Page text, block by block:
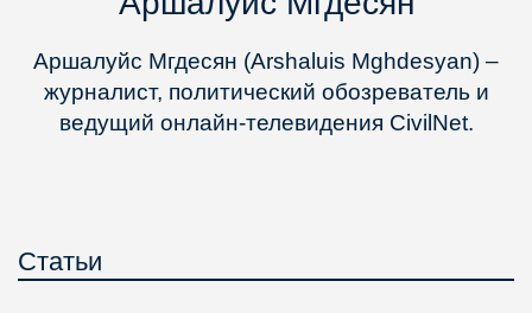
Аршалуйс Мгдесян (Arshaluis Mghdesyan) –
журналист, политический обозреватель и
ведущий онлайн-телевидения CivilNet.
Статьи